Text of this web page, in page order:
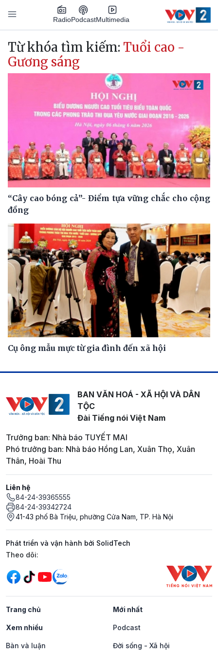
Nhảy đến nội dung
RadioPodcastMultimedia
Main navigation
Từ khóa tìm kiếm: Tuổi cao -
Gương sáng
“Cây cao bóng cả”- Điểm tựa vững chắc cho cộng
đồng
Cụ ông mẫu mực từ gia đình đến xã hội
BAN VĂN HOÁ - XÃ HỘI VÀ DÂN
TỘC
Đài Tiếng nói Việt Nam
Trưởng ban: Nhà báo TUYẾT MAI
Phó trưởng ban: Nhà báo Hồng Lan, Xuân Thọ, Xuân
Thân, Hoài Thu
Liên hệ
84-24-39365555
84-24-39342724
41-43 phố Bà Triệu, phường Cửa Nam, TP. Hà Nội
Phát triển và vận hành bởi SolidTech
Mạng xã hội
Theo dõi:
Trang chủ Mới nhất
Xem nhiều Podcast
Bàn và luận Đời sống - Xã hội